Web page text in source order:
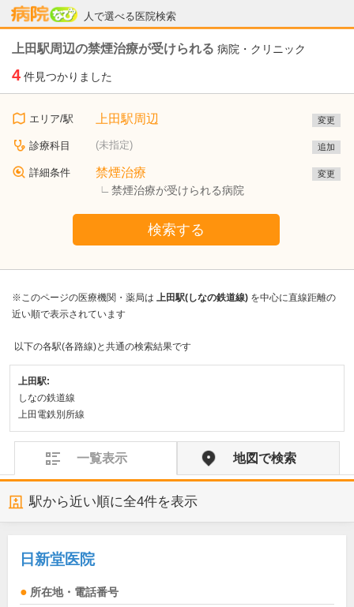
人で選べる医院検索
病院なび
上田駅周辺の禁煙治療が受けられる 病院・クリニック
4 件見つかりました
エリア/駅 上田駅周辺 変更
診療科目 (未指定) 追加
詳細条件 禁煙治療
禁煙治療が受けられる病院
変更
検索する
※このページの医療機関・薬局は 上田駅(しなの鉄道線) を中心に直線距離の
近い順で表示されています
以下の各駅(各路線)と共通の検索結果です
上田駅:
しなの鉄道線
上田電鉄別所線
一覧表示 地図で検索
駅から近い順に全4件を表示
日新堂医院
所在地・電話番号